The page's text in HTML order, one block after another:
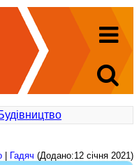
Гадяч (Додано:12 січня 2021)